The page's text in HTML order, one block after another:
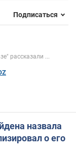
Подписаться
рассказали ...
назвала
о его